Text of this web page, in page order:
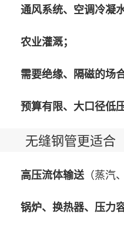
通风系统、空调冷凝水
农业灌溉；
需要绝缘、隔磁的场合
预算有限、大口径低
无缝钢管更适合
高压流体输送 （蒸汽
锅炉、换热器、压力容